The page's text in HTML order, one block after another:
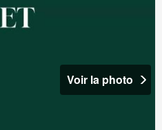
Voir la photo